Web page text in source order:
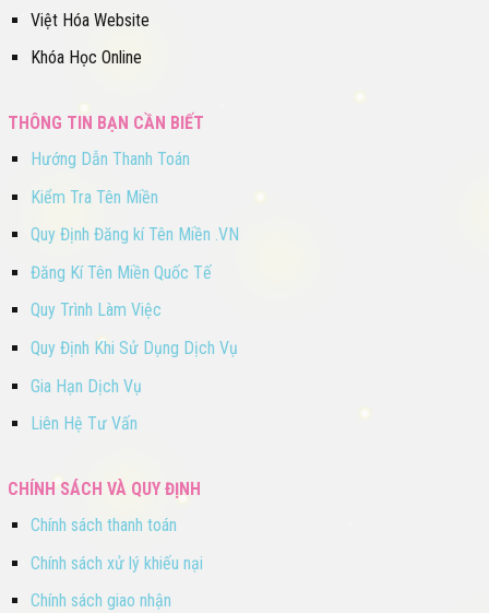
Việt Hóa Website
Khóa Học Online
THÔNG TIN BẠN CẦN BIẾT
Hướng Dẫn Thanh Toán
Kiểm Tra Tên Miền
Quy Định Đăng kí Tên Miền .VN
Đăng Kí Tên Miền Quốc Tế
Quy Trình Làm Việc
Quy Định Khi Sử Dụng Dịch Vụ
Gia Hạn Dịch Vụ
Liên Hệ Tư Vấn
CHÍNH SÁCH VÀ QUY ĐỊNH
Chính sách thanh toán
Chính sách xử lý khiếu nại
Chính sách giao nhận